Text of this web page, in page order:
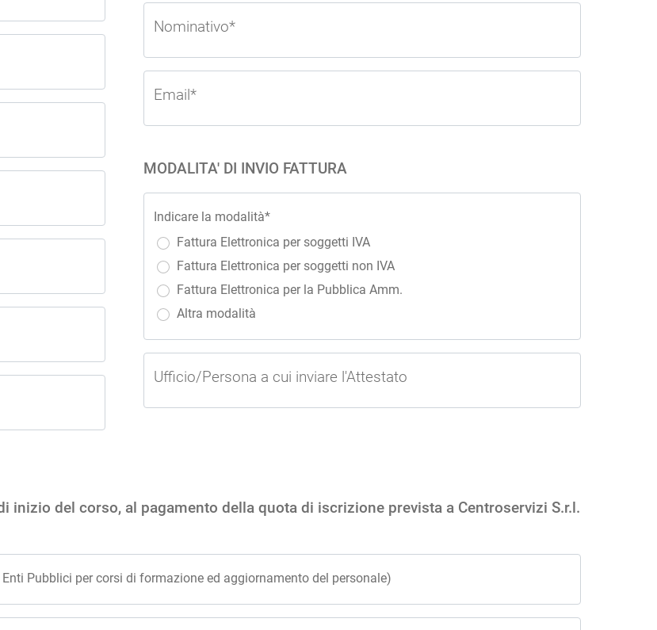
Nominativo*
Email*
MODALITA' DI INVIO FATTURA
Indicare la modalità*
Fattura Elettronica per soggetti IVA
Fattura Elettronica per soggetti non IVA
Fattura Elettronica per la Pubblica Amm.
Altra modalità
Ufficio/Persona a cui inviare l'Attestato
inizio del corso, al pagamento della quota di iscrizione prevista a Centroservizi S.r.l.
Pubblici per corsi di formazione ed aggiornamento del personale)